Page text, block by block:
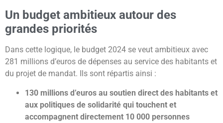
Un budget ambitieux autour des
grandes priorités
Dans cette logique, le budget 2024 se veut ambitieux avec
281 millions d’euros de dépenses au service des habitants et
du projet de mandat. Ils sont répartis ainsi :
130 millions d’euros au soutien direct des habitants et
aux politiques de solidarité qui touchent et
accompagnent directement 10 000 personnes